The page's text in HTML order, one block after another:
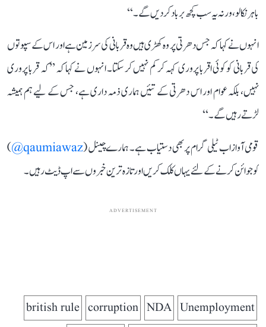
باہر نکالو، ورنہ یہ سب کچھ برباد کر دیں گے۔‘‘
انہوں نے کہا کہ جس دھرتی پر وہ کھڑی ہیں وہ قربانی کی سرزمین ہے اور اس کے سپوتوں
کی قربانی کو کوئی اقربا پروری کہہ کر کم نہیں کر سکتا۔ انہوں نے کہا کہ ’’کہ قربا پروری
نہیں، بلکہ عوام اور اس دھرتی کے تئیں ہماری ذمہ داری ہے، جس کے لیے ہم ہمیشہ
لڑتے رہیں گے۔‘‘
قومی آواز اب ٹیلی گرام پر بھی دستیاب ہے۔ ہمارے چینل (qaumiawaz@
)
کو جوائن کرنے کے لئے یہاں کلک کریں اور تازہ ترین خبروں سے اپ ڈیٹ رہیں۔
ADVERTISEMENT
Unemployment
NDA
corruption
british rule